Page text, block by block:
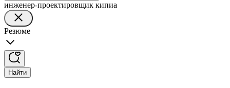
инженер-проектировщик кипиа
Резюме
Найти